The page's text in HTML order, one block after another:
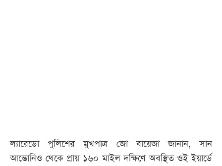
ল্যারেডো পুলিশের মুখপাত্র জো বায়েজা জানান, সান
আন্তোনিও থেকে প্রায় ১৬০ মাইল দক্ষিণে অবস্থিত ওই ইয়ার্ডে